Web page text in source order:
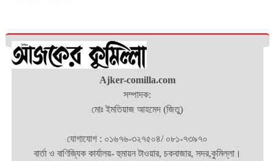
দাউদকান্দিতে পুলিশের অভিযানে গ্রেপ্তার ৩
কুমিল্লায় বিপুল মাদক ধ্বংস, দুই মাসে ২৫টি
পুশইনের চেষ্টা প্রতিহত করেছে বিজিবি
১১ প্রতিষ্ঠানে নেতৃত্ব বদল, প্রশাসন সংস্কারের বার্তা
মার্শাল আর্ট ক্লাব কাপ প্রতিযোগিতায় কুমিল্লা হাই স্কুল
Ajker-comilla.com
সম্পাদক:
মোঃ ইমতিয়াজ আহমেদ (জিতু)
যোগাযোগ : ০১৬৭৬-৩২৭৫০৪/ ০৮১-৭৩৯৭০
বার্তা ও বাণিজ্যিক কার্যালয়- হুমায়ন টাওয়ার, চকবাজার, সদর,কুমিল্লা।